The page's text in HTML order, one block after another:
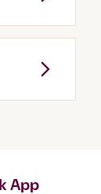
App